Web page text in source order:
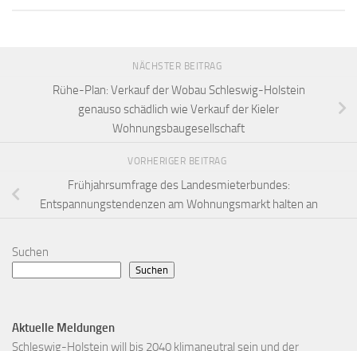
NÄCHSTER BEITRAG
Rühe-Plan: Verkauf der Wobau Schleswig-Holstein
genauso schädlich wie Verkauf der Kieler
Wohnungsbaugesellschaft
VORHERIGER BEITRAG
Frühjahrsumfrage des Landesmieterbundes:
Entspannungstendenzen am Wohnungsmarkt halten an
Suchen
Suchen
Aktuelle Meldungen
Schleswig-Holstein will bis 2040 klimaneutral sein und der